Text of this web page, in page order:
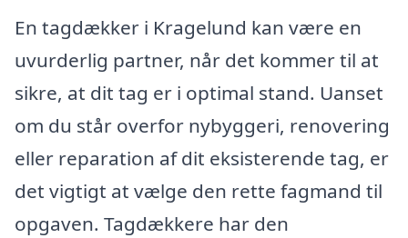
En tagdækker i Kragelund kan være en
uvurderlig partner, når det kommer til at
sikre, at dit tag er i optimal stand. Uanset
om du står overfor nybyggeri, renovering
eller reparation af dit eksisterende tag, er
det vigtigt at vælge den rette fagmand til
opgaven. Tagdækkere har den